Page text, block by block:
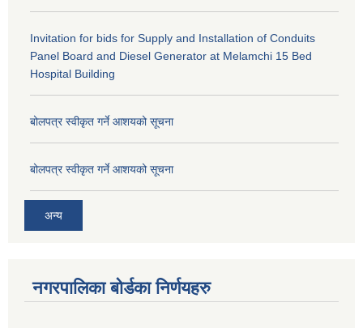
Invitation for bids for Supply and Installation of Conduits
Panel Board and Diesel Generator at Melamchi 15 Bed
Hospital Building
बोलपत्र स्वीकृत गर्ने आशयको सूचना
बोलपत्र स्वीकृत गर्ने आशयको सूचना
अन्य
नगरपालिका बोर्डका निर्णयहरु